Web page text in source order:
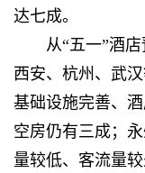
达七成。
从“五一”酒店
西安、杭州、武
基础设施完善、
空房仍有三成；
量较低、客流量